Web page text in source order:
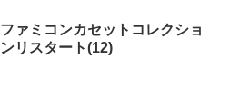
ファミコンカセットコレクショ
ンリスタート(12)